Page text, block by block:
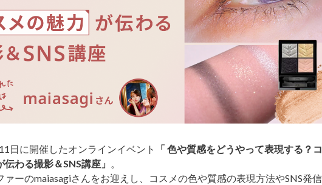
日に開催したオンラインイベント
「 色や質感をどうやって表現する？コ
伝わる撮影＆SNS講座」 。
ァーのmaiasagiさんをお迎えし、コスメの色や質感の表現方法やSNS発